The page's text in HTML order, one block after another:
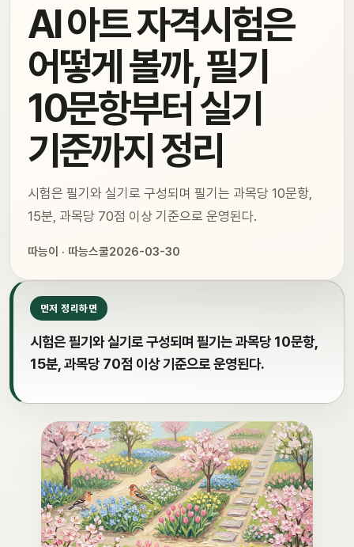
AI 아트 자격시험은
어떻게 볼까, 필기
10문항부터 실기
기준까지 정리
시험은 필기와 실기로 구성되며 필기는 과목당 10문항,
15분, 과목당 70점 이상 기준으로 운영된다.
따능이 · 따능스쿨2026-03-30
먼저 정리하면
시험은 필기와 실기로 구성되며 필기는 과목당 10문항,
15분, 과목당 70점 이상 기준으로 운영된다.